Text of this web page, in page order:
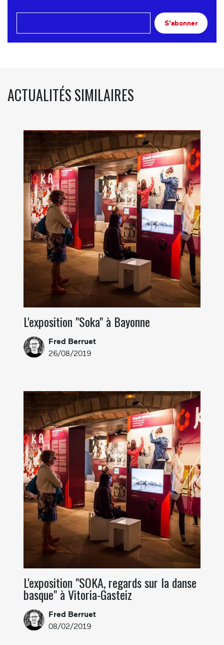
S'abonner
ACTUALITÉS SIMILAIRES
L'exposition "Soka" à Bayonne
Fred Berruet
26/08/2019
L'exposition "SOKA, regards sur la danse
basque" à Vitoria-Gasteiz
Fred Berruet
08/02/2019